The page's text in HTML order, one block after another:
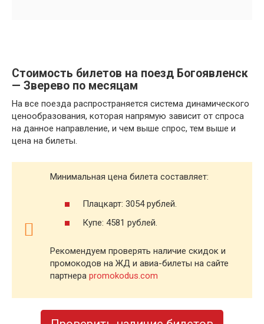
Стоимость билетов на поезд Богоявленск
— Зверево по месяцам
На все поезда распространяется система динамического
ценообразования, которая напрямую зависит от спроса
на данное направление, и чем выше спрос, тем выше и
цена на билеты.
Минимальная цена билета составляет:
Плацкарт: 3054 рублей.
Купе: 4581 рублей.
Рекомендуем проверять наличие скидок и
промокодов на ЖД и авиа-билеты на сайте
партнера promokodus.com